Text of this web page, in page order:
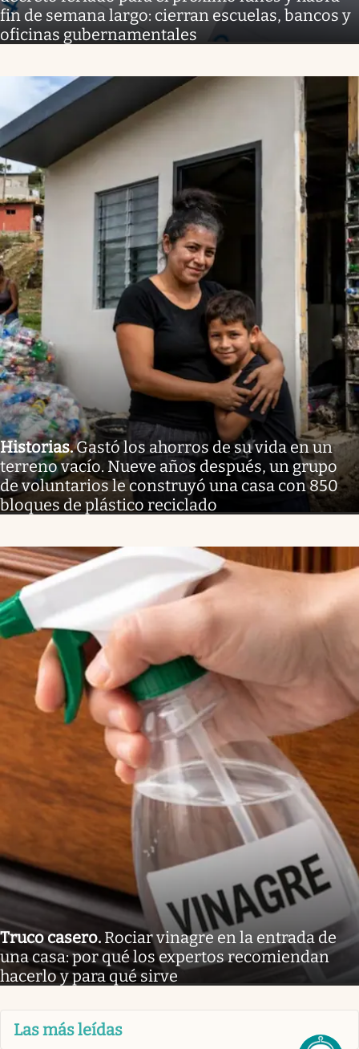
fin de semana largo: cierran escuelas, bancos y
oficinas gubernamentales
Historias.Gastó los ahorros de su vida en un
terreno vacío. Nueve años después, un grupo
de voluntarios le construyó una casa con 850
bloques de plástico reciclado
Truco casero. Rociar vinagre en la entrada de
una casa: por qué los expertos recomiendan
hacerlo y para qué sirve
Las más leídas